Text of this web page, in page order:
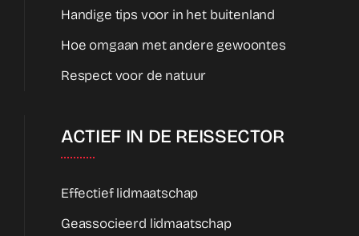
Handige tips voor in het buitenland
Hoe omgaan met andere gewoontes
Respect voor de natuur
ACTIEF IN DE REISSECTOR
Effectief lidmaatschap
Geassocieerd lidmaatschap